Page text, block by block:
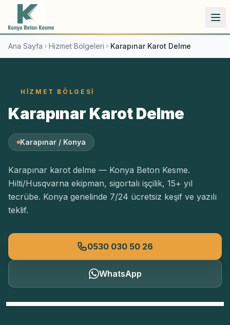
İçeriğe atla
Ana Sayfa Hizmet Bölgeleri Karapınar Karot Delme
HIZMET BÖLGESI
Karapınar Karot Delme
Karapınar / Konya
Karapınar karot delme — Konya Beton Kesme.
Hilti/Husqvarna ekipman, sigortalı işçilik, 15+ yıl
tecrübe. Konya genelinde 7/24 ücretsiz keşif ve yazılı
teklif.
0530 030 50 26
WhatsApp